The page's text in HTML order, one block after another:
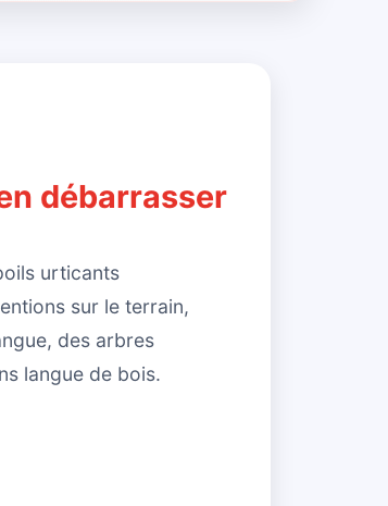
débarrasser
urticants
sur le terrain,
des arbres
langue de bois.